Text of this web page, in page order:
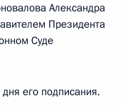
Александра
Президента
Суде
его подписания.